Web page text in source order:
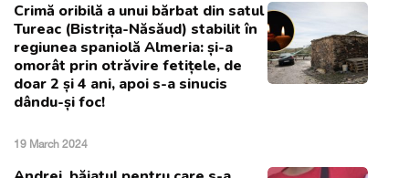
Crimă oribilă a unui bărbat din satul
Tureac (Bistrița-Năsăud) stabilit în
regiunea spaniolă Almeria: și-a
omorât prin otrăvire fetițele, de
doar 2 și 4 ani, apoi s-a sinucis
dându-și foc!
19 March 2024